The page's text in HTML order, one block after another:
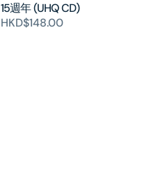
15週年 (UHQ CD)
HKD$148.00